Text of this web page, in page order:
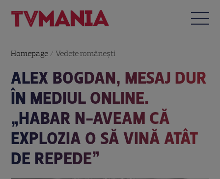
Homepage /Vedete româneşti
ALEX BOGDAN, MESAJ DUR
ÎN MEDIUL ONLINE.
„HABAR N-AVEAM CĂ
EXPLOZIA O SĂ VINĂ ATÂT
DE REPEDE”